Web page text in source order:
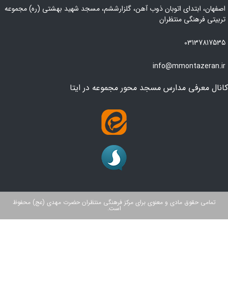
اصفهان، ابتدای اتوبان ذوب آهن، گلزارششم، مسجد شهید بهشتی (ره) مجموعه
تربیتی فرهنگی منتظران
03137817535
info@mmontazeran.ir
کانال معرفی مدارس مسجد محور مجموعه در ایتا
تمامی حقوق مادی و معنوی برای مرکز فرهنگی منتظران حضرت مهدی (عج) محفوظ
است.